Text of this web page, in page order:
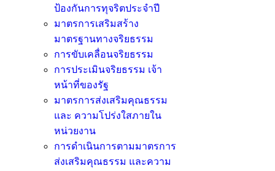
ป้องกันการทุจริตประจำปี
มาตรการเสริมสร้าง
มาตรฐานทางจริยธรรม
การขับเคลื่อนจริยธรรม
การประเมินจริยธรรม เจ้า
หน้าที่ของรัฐ
มาตรการส่งเสริมคุณธรรม
และ ความโปร่งใสภายใน
หน่วยงาน
การดำเนินการตามมาตรการ
ส่งเสริมคุณธรรม และความ